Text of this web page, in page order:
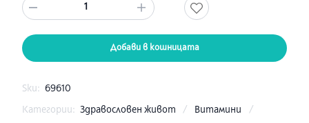
1
Добави в кошницата
Sku: 69610
Категории: Здравословен живот / Витамини
/